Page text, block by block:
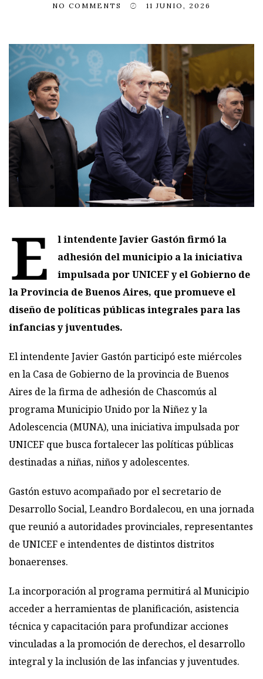
NO COMMENTS 11 JUNIO, 2026
E
l intendente Javier Gastón firmó la
adhesión del municipio a la iniciativa
impulsada por UNICEF y el Gobierno de
la Provincia de Buenos Aires, que promueve el
diseño de políticas públicas integrales para las
infancias y juventudes.
El intendente Javier Gastón participó este miércoles
en la Casa de Gobierno de la provincia de Buenos
Aires de la firma de adhesión de Chascomús al
programa Municipio Unido por la Niñez y la
Adolescencia (MUNA), una iniciativa impulsada por
UNICEF que busca fortalecer las políticas públicas
destinadas a niñas, niños y adolescentes.
Gastón estuvo acompañado por el secretario de
Desarrollo Social, Leandro Bordalecou, en una jornada
que reunió a autoridades provinciales, representantes
de UNICEF e intendentes de distintos distritos
bonaerenses.
La incorporación al programa permitirá al Municipio
acceder a herramientas de planificación, asistencia
técnica y capacitación para profundizar acciones
vinculadas a la promoción de derechos, el desarrollo
integral y la inclusión de las infancias y juventudes.